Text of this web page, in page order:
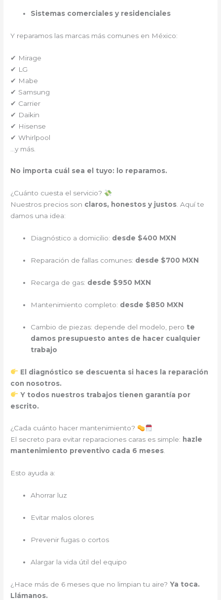
Sistemas comerciales y residenciales
Y reparamos las marcas más comunes en México:
✔ Mirage
✔ LG
✔ Mabe
✔ Samsung
✔ Carrier
✔ Daikin
✔ Hisense
✔ Whirlpool
…y más.
No importa cuál sea el tuyo: lo reparamos.
¿Cuánto cuesta el servicio?
Nuestros precios son claros, honestos y justos. Aquí te
damos una idea:
Diagnóstico a domicilio: desde $400 MXN
Reparación de fallas comunes: desde $700 MXN
Recarga de gas: desde $950 MXN
Mantenimiento completo: desde $850 MXN
Cambio de piezas: depende del modelo, pero te
damos presupuesto antes de hacer cualquier
trabajo
El diagnóstico se descuenta si haces la reparación
con nosotros.
Y todos nuestros trabajos tienen garantía por
escrito.
¿Cada cuánto hacer mantenimiento?
El secreto para evitar reparaciones caras es simple: hazle
mantenimiento preventivo cada 6 meses.
Esto ayuda a:
Ahorrar luz
Evitar malos olores
Prevenir fugas o cortos
Alargar la vida útil del equipo
¿Hace más de 6 meses que no limpian tu aire?Ya toca.
Llámanos.